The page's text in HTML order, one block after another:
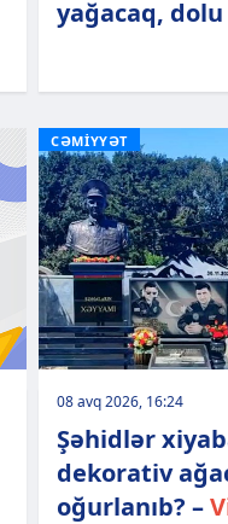
yağacaq,
CƏMİYYƏT
08 avq 2026, 16:24
Şəhidlər
dekorativ
oğurlanıb? –